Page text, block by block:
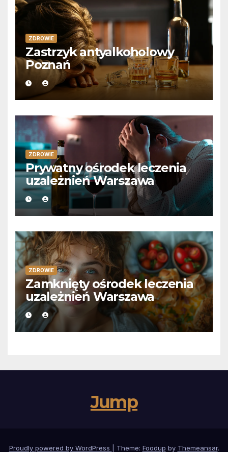
ZDROWIE
Zastrzyk antyalkoholowy
Poznań
ZDROWIE
Prywatny ośrodek leczenia
uzależnień Warszawa
ZDROWIE
Zamknięty ośrodek leczenia
uzależnień Warszawa
Jump
Proudly powered by WordPress Theme: Foodup by Themeansar.